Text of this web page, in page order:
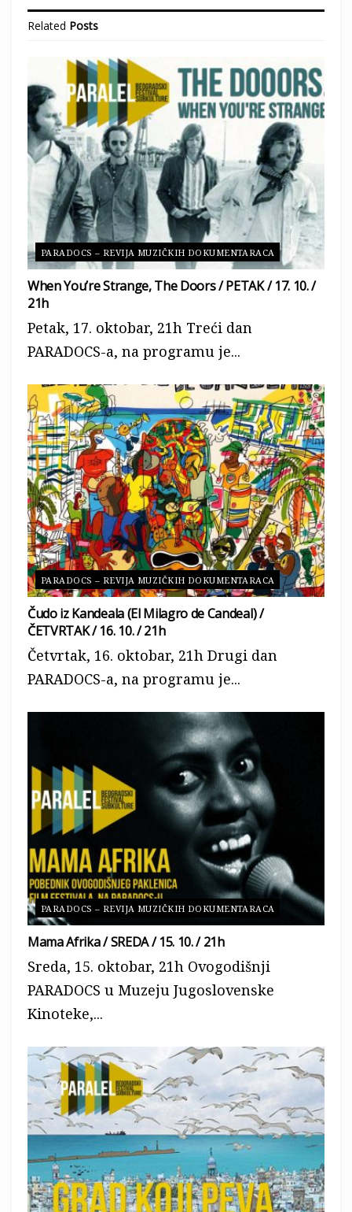
albumuBerliniz ’74. godine, koji je
praćen raznim kontraverzama, tadašnjim
specfičnim životnim okolnostima
muzičara, kao i komplikovanim odnosom
kritike prema toj njegovoj kreativnoj fazi.
Film je sniman tokom tih pet koncertnih
noći i prikazuje veličanstvenost i težinu
stvaranja umetnosti, odnosno suočavanja
sa sopstvenim emocijama.
Berlin, trejler
LOU REED’S BERLIN a film by JULIAN
SCHNABEL / TRAILER
Gio Jas
Related Posts
PARADOCS – REVIJA MUZIČKIH DOKUMENTARACA
When You’re Strange, The Doors / PETAK / 17. 10. /
21h
Petak, 17. oktobar, 21h Treći dan
PARADOCS-a, na programu je...
PARADOCS – REVIJA MUZIČKIH DOKUMENTARACA
Čudo iz Kandeala (El Milagro de Candeal) /
ČETVRTAK / 16. 10. / 21h
Četvrtak, 16. oktobar, 21h Drugi dan
PARADOCS-a, na programu je...
PARADOCS – REVIJA MUZIČKIH DOKUMENTARACA
Mama Afrika / SREDA / 15. 10. / 21h
Sreda, 15. oktobar, 21h Ovogodišnji
PARADOCS u Muzeju Jugoslovenske
Kinoteke,...